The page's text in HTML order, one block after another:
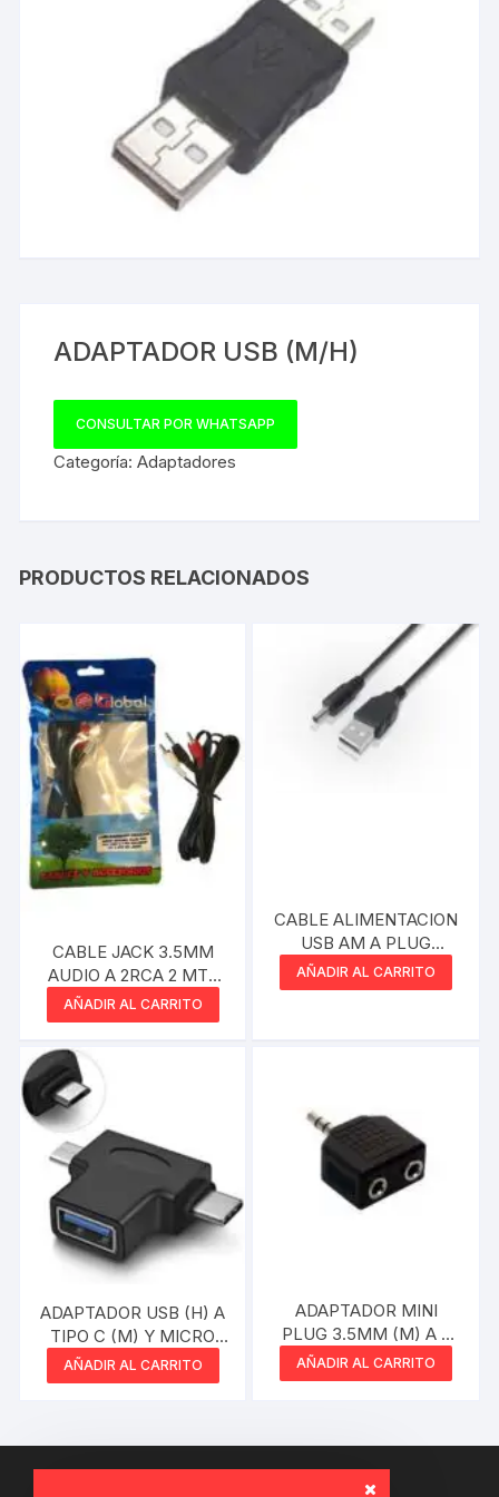
ADAPTADOR USB (M/H)
CONSULTAR POR WHATSAPP
Categoría:Adaptadores
PRODUCTOS RELACIONADOS
CABLE JACK 3.5MM
AUDIO A 2RCA 2 MTS
NETMAK
AÑADIR AL CARRITO
CABLE ALIMENTACION
USB AM A PLUG
1.35MM DE 0.80MM
AÑADIR AL CARRITO
ADAPTADOR USB (H) A
TIPO C (M) Y MICRO
USB (M)
AÑADIR AL CARRITO
ADAPTADOR MINI
PLUG 3.5MM (M) A 2
MINI PLUG (H)
AÑADIR AL CARRITO